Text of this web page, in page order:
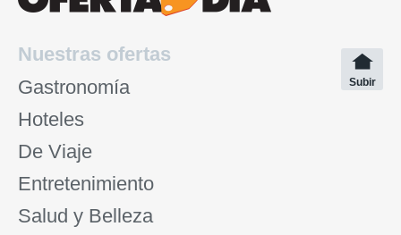
Nuestras ofertas
Gastronomía
Hoteles
De Viaje
Entretenimiento
Salud y Belleza
Subir